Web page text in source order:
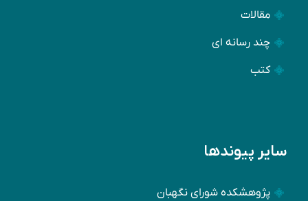
مقالات
چند رسانه ای
کتب
سایر پیوندها
پژوهشکده شورای نگهبان